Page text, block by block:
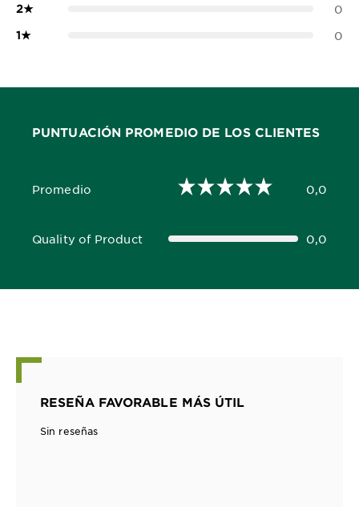
2★ 0
1★ 0
PUNTUACIÓN PROMEDIO DE LOS CLIENTES
Promedio
0,0 out of 5 stars 0,0
Quality of Product
0,0 out of 5 stars 0,0
RESEÑA FAVORABLE MÁS ÚTIL
Sin reseñas